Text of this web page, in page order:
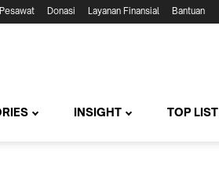
Donasi Layanan Finansial Bantuan
INSIGHT TOP LIST